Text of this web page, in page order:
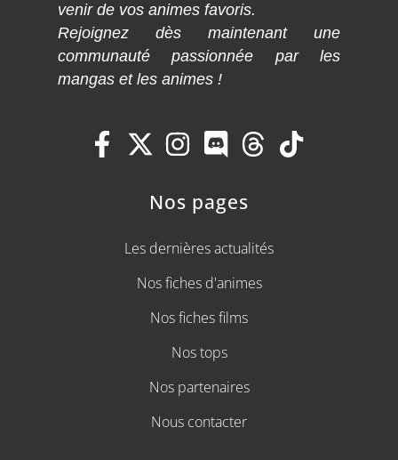
venir de vos animes favoris.
Rejoignez dès maintenant une
communauté passionnée par les
mangas et les animes !
Nos pages
Les dernières actualités
Nos fiches d'animes
Nos fiches films
Nos tops
Nos partenaires
Nous contacter